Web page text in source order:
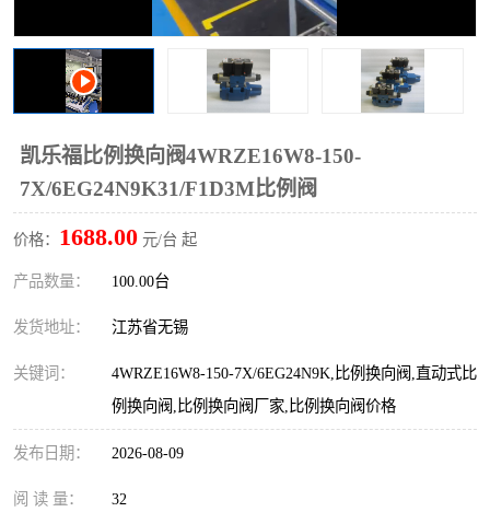
凯乐福比例换向阀4WRZE16W8-150-
7X/6EG24N9K31/F1D3M比例阀
价格： 1688.00 元/台 起
产品数量： 100.00台
发货地址： 江苏省无锡
关键词：
4WRZE16W8-150-7X/6EG24N9K,比例换向阀,直动式比
例换向阀,比例换向阀厂家,比例换向阀价格
发布日期： 2026-08-09
阅 读 量： 32